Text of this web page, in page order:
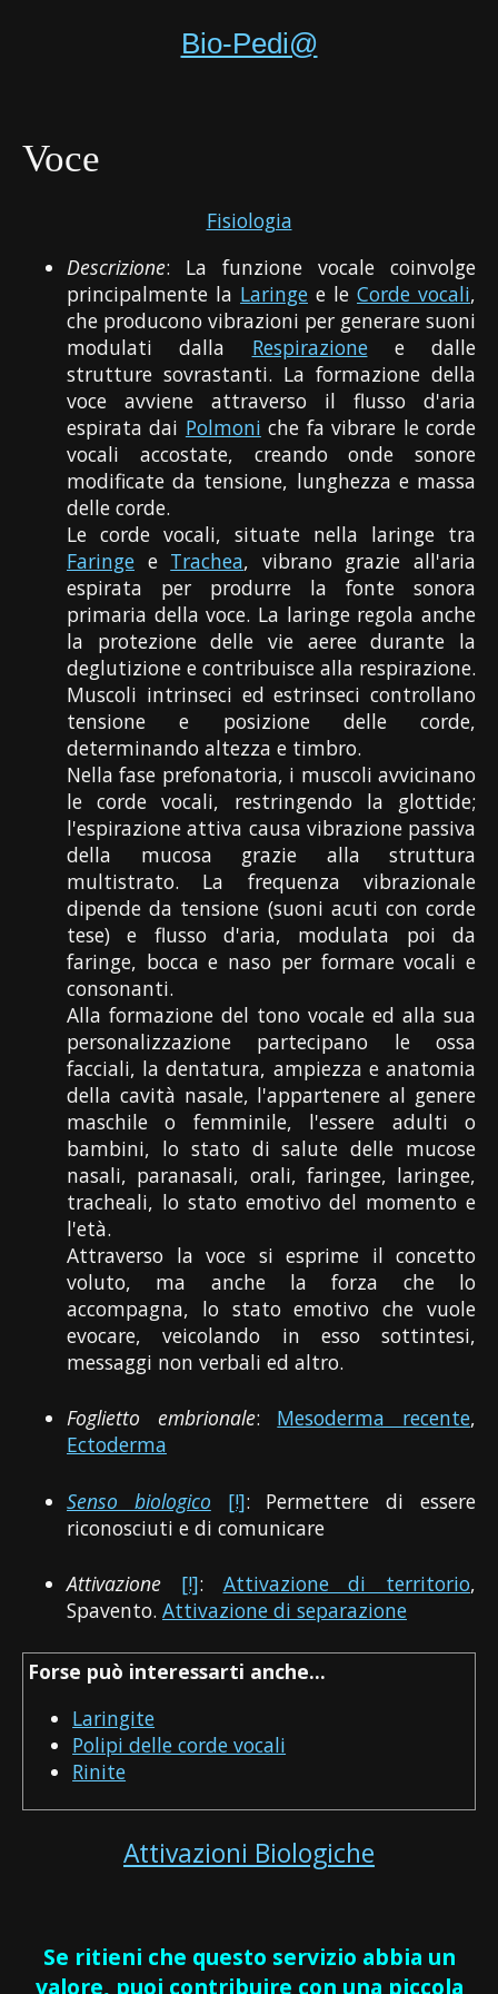
Bio-Pedi@
Voce
Fisiologia
Descrizione: La funzione vocale coinvolge
principalmente la Laringe e le Corde vocali,
che producono vibrazioni per generare suoni
modulati dalla Respirazionee dalle
strutture sovrastanti. La formazione della
voce avviene attraverso il flusso d'aria
espirata dai Polmoni che fa vibrare le corde
vocali accostate, creando onde sonore
modificate da tensione, lunghezza e massa
delle corde.
Le corde vocali, situate nella laringe tra
Faringe e Trachea, vibrano grazie all'aria
espirata per produrre la fonte sonora
primaria della voce. La laringe regola anche
la protezione delle vie aeree durante la
deglutizione e contribuisce alla respirazione.
Muscoli intrinseci ed estrinseci controllano
tensione e posizione delle corde,
determinando altezza e timbro.
Nella fase prefonatoria, i muscoli avvicinano
le corde vocali, restringendo la glottide;
l'espirazione attiva causa vibrazione passiva
della mucosa grazie alla struttura
multistrato. La frequenza vibrazionale
dipende da tensione (suoni acuti con corde
tese) e flusso d'aria, modulata poi da
faringe, bocca e naso per formare vocali e
consonanti.
Alla formazione del tono vocale ed alla sua
personalizzazione partecipano le ossa
facciali, la dentatura, ampiezza e anatomia
della cavità nasale, l'appartenere al genere
maschile o femminile, l'essere adulti o
bambini, lo stato di salute delle mucose
nasali, paranasali, orali, faringee, laringee,
tracheali, lo stato emotivo del momento e
l'età.
Attraverso la voce si esprime il concetto
voluto, ma anche la forza che lo
accompagna, lo stato emotivo che vuole
evocare, veicolando in esso sottintesi,
messaggi non verbali ed altro.
Foglietto embrionale: Mesoderma recente,
Ectoderma
Senso biologico [!]: Permettere di essere
riconosciuti e di comunicare
Attivazione [!]: Attivazione di territorio,
Spavento. Attivazione di separazione
Forse può interessarti anche...
Laringite
Polipi delle corde vocali
Rinite
Attivazioni Biologiche
Se ritieni che questo servizio abbia un
valore, puoi contribuire con una piccola